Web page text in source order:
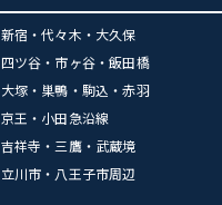
新宿・代々木・大久保
四ツ谷・市ヶ谷・飯田橋
大塚・巣鴨・駒込・赤羽
京王・小田急沿線
吉祥寺・三鷹・武蔵境
立川市・八王子市周辺